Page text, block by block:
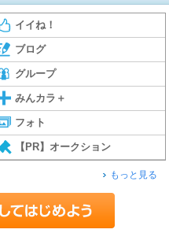
イイね！
ブログ
グループ
みんカラ＋
フォト
【PR】オークション
もっと見る